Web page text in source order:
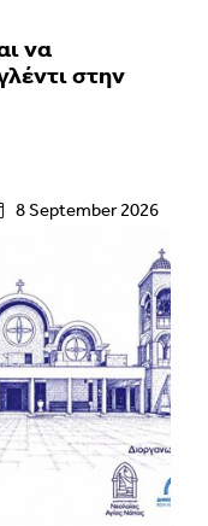
να
στην
8 September 2026